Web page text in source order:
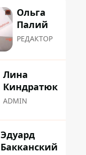
Ольга
Палий
РЕДАКТОР
Лина
Киндратюк
ADMIN
Эдуард
Бакканский